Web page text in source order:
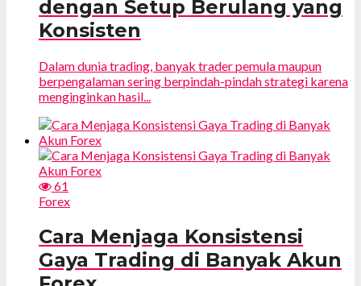
dengan Setup Berulang yang
Konsisten
Dalam dunia trading, banyak trader pemula maupun
berpengalaman sering berpindah-pindah strategi karena
menginginkan hasil...
61
Forex
Cara Menjaga Konsistensi
Gaya Trading di Banyak Akun